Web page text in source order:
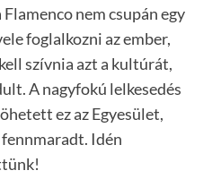
nem csupán egy
foglalkozni az ember,
szívnia azt a kultúrát,
A nagyfokú lelkesedés
ez az Egyesület,
Idén